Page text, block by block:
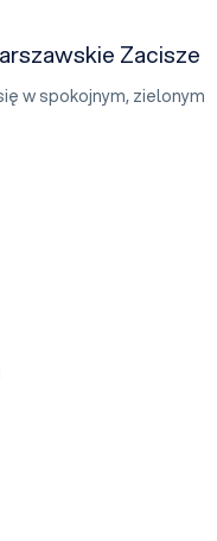
Zacisze
w spokojnym, zielonym